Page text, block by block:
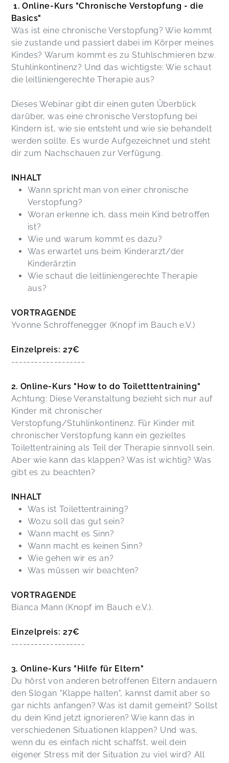
Ich wünschte ich hätte das früher gewusst. Sehr
wichtige und gut aufbereitete Informationen und
Eine ganz große Hilfe! Tausend Dank!
Sabine,
1. Online-Kurs "Chronische Verstopfung - die
Basics"
Was ist eine chronische Verstopfung? Wie kommt
sie zustande und passiert dabei im Körper meines
Kindes? Warum kommt es zu Stuhlschmieren bzw.
Stuhlinkontinenz? Und das wichtigste: Wie schaut
die leitliniengerechte Therapie aus?
Dieses Webinar gibt dir einen guten Überblick
darüber, was eine chronische Verstopfung bei
Kindern ist, wie sie entsteht und wie sie behandelt
werden sollte. Es wurde Aufgezeichnet und steht
dir zum Nachschauen zur Verfügung.
INHALT
Wann spricht man von einer chronische
Verstopfung?
Woran erkenne ich, dass mein Kind betroffen
ist?
Wie und warum kommt es dazu?
Was erwartet uns beim Kinderarzt/der
Kinderärztin
Wie schaut die leitliniengerechte Therapie
aus?
VORTRAGENDE
Yvonne Schroffenegger (Knopf im Bauch e.V.)
Einzelpreis: 27€
-------------------
2. Online-Kurs "How to do Toiletttentraining"
Achtung: Diese Veranstaltung bezieht sich nur auf
Kinder mit chronischer
Verstopfung/Stuhlinkontinenz. Für Kinder mit
chronischer Verstopfung kann ein gezieltes
Toilettentraining als Teil der Therapie sinnvoll sein.
Aber wie kann das klappen? Was ist wichtig? Was
gibt es zu beachten?
INHALT
Was ist Toilettentraining?
Wozu soll das gut sein?
Wann macht es Sinn?
Wann macht es keinen Sinn?
Wie gehen wir es an?
Was müssen wir beachten?
VORTRAGENDE
Bianca Mann (Knopf im Bauch e.V.).
Einzelpreis: 27€
-------------------
3. Online-Kurs "Hilfe für Eltern"
Du hörst von anderen betroffenen Eltern andauern
den Slogan "Klappe halten", kannst damit aber so
gar nichts anfangen? Was ist damit gemeint? Sollst
du dein Kind jetzt ignorieren? Wie kann das in
verschiedenen Situationen klappen? Und was,
wenn du es einfach nicht schaffst, weil dein
eigener Stress mit der Situation zu viel wird? All